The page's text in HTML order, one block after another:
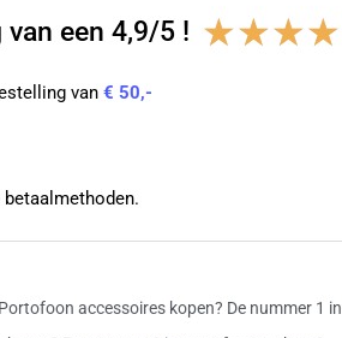
een 4,9/5 ! ★★★★
van€ 50,-
Portofoon accessoires kopen? De nummer 1 in